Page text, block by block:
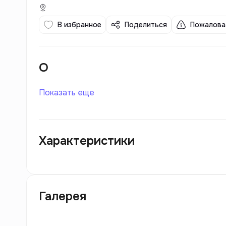
В избранное Поделиться
О
Показать еще
Характеристики
Галерея